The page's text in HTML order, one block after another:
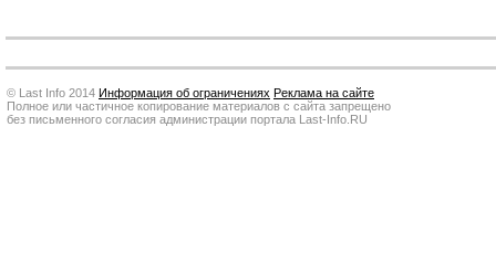
© Last Info 2014 Информация об ограничениях Реклама на сайте
Полное или частичное копирование материалов с сайта запрещено
без письменного согласия администрации портала Last-Info.RU